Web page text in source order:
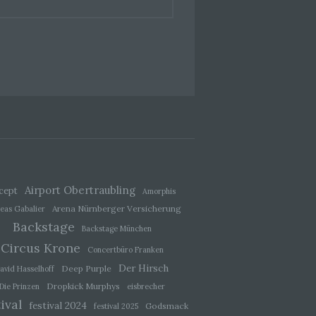
Airport Obertraubling
Amorphis
Gabalier
Arena Nürnberger Versicherung
Backstage Backstage München
Circus Krone
Concertbüro Franken
Hasselhoff
Deep Purple Der Hirsch
Die Prinzen Dropkick Murphys eisbrecher
festival 2024 festival 2025 Godsmack